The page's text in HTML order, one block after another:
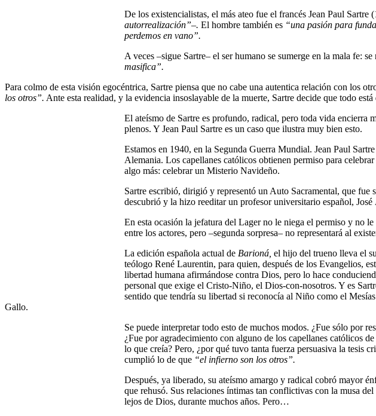
De los existencialistas, el más ateo fue el francés Jean Paul
autorrealización”–. El hombre también es “una pasión para
perdemos en vano”.
A veces –sigue Sartre– el ser humano se sumerge en la mala fe:
masifica”.
Para colmo de esta visión egocéntrica, Sartre piensa que no cabe una autentica relación con los
los otros”. Ante esta realidad, y la evidencia insoslayable de la muerte, Sartre decide que todo
El ateísmo de Sartre es profundo, radical, pero toda vida encierra
plenos. Y Jean Paul Sartre es un caso que ilustra muy bien esto.
Estamos en 1940, en la Segunda Guerra Mundial. Jean Paul
Alemania. Los capellanes católicos obtienen permiso para
algo más: celebrar un Misterio Navideño.
Sartre escribió, dirigió y representó un Auto Sacramental, que fue
descubrió y la hizo reeditar un profesor universitario español,
En esta ocasión la jefatura del Lager no le niega el permiso y no
entre los actores, pero –segunda sorpresa– no representará al
La edición española actual de Barioná, el hijo del trueno lleva el
teólogo René Laurentin, para quien, después de los Evangelios,
libertad humana afirmándose contra Dios, pero lo hace
personal que exige el Cristo-Niño, el Dios-con-nosotros. Y es
sentido que tendría su libertad si reconocía al Niño como el
Gallo.
Se puede interpretar todo esto de muchos modos. ¿Fue sólo por
¿Fue por agradecimiento con alguno de los capellanes católicos
lo que creía? Pero, ¿por qué tuvo tanta fuerza persuasiva la tesis
cumplió lo de que “el infierno son los otros”.
Después, ya liberado, su ateísmo amargo y radical cobró mayor
que rehusó. Sus relaciones íntimas tan conflictivas con la musa
lejos de Dios, durante muchos años. Pero…